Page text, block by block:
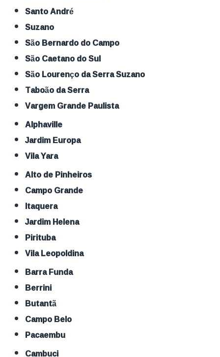
Santo André
Suzano
São Bernardo do Campo
São Caetano do Sul
São Lourenço da Serra Suzano
Taboão da Serra
Vargem Grande Paulista
Alphaville
Jardim Europa
Vila Yara
Alto de Pinheiros
Campo Grande
Itaquera
Jardim Helena
Pirituba
Vila Leopoldina
Barra Funda
Berrini
Butantã
Campo Belo
Pacaembu
Cambuci